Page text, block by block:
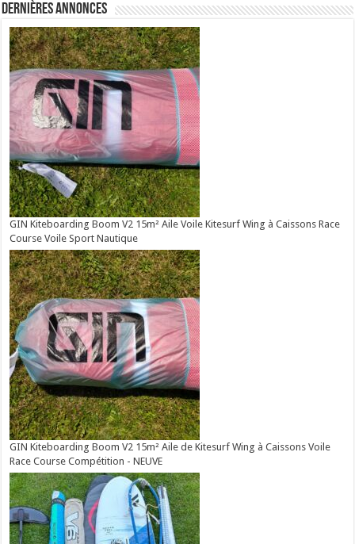
Dernières annonces
GIN Kiteboarding Boom V2 15m² Aile Voile Kitesurf Wing à Caissons Race
Course Voile Sport Nautique
GIN Kiteboarding Boom V2 15m² Aile de Kitesurf Wing à Caissons Voile
Race Course Compétition - NEUVE